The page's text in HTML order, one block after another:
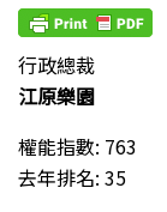
行政總裁
江原樂園
權能指數: 763
去年排名: 35